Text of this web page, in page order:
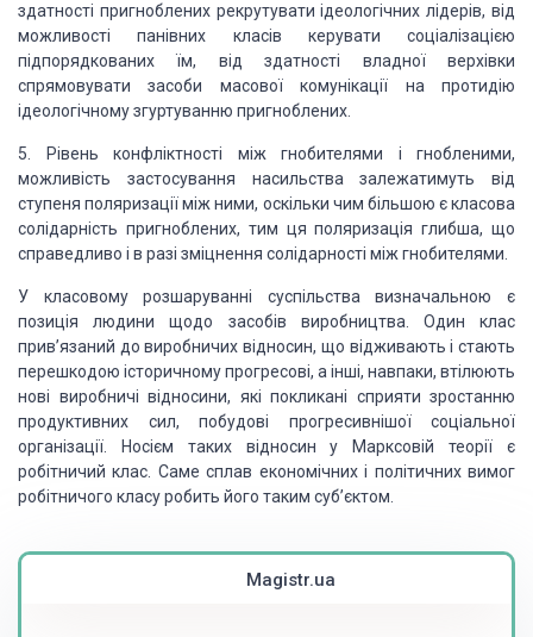
здатності пригноблених рекрутувати ідеологічних лідерів, від
можливості панівних класів керувати соціалізацією
підпорядкованих їм, від здатності владної верхівки
спрямовувати засоби масової комунікації на протидію
ідеологічному згуртуванню пригноблених.
5. Рівень конфліктності між гнобителями і гнобленими,
можливість застосування насильства залежатимуть від
ступеня поляризації між ними, оскільки чим більшою є класова
солідарність пригноблених, тим ця поляризація глибша, що
справедливо і в разі зміцнення солідарності між гнобителями.
У класовому розшаруванні суспільства визначальною є
позиція людини щодо засобів виробництва. Один клас
прив’язаний до виробничих відносин, що відживають і стають
перешкодою історичному прогресові, а інші, навпаки, втілюють
нові виробничі відносини, які покликані сприяти зростанню
продуктивних сил, побудові прогресивнішої соціальної
організації. Носієм таких відносин у Марксовій теорії є
робітничий клас. Саме сплав економічних і політичних вимог
робітничого класу робить його таким суб’єктом.
Magistr.ua